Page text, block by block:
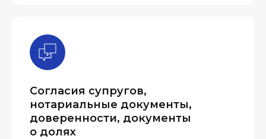
Согласия супругов,
нотариальные документы,
доверенности, документы
о долях